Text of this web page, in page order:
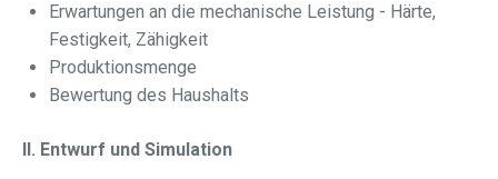
Erwartungen an die mechanische Leistung - Härte,
Festigkeit, Zähigkeit
Produktionsmenge
Bewertung des Haushalts
II. Entwurf und Simulation